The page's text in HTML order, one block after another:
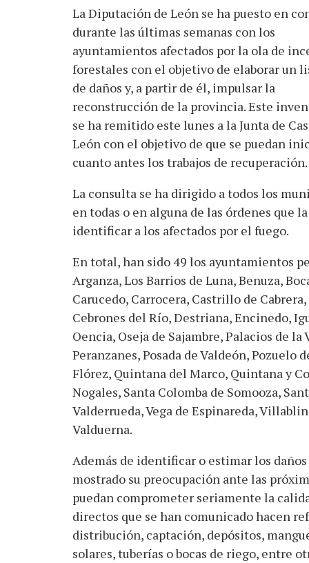
La Diputación de León se ha puesto en
durante las últimas semanas con los
ayuntamientos afectados por la ola de
forestales con el objetivo de elaborar un
de daños y, a partir de él, impulsar la
reconstrucción de la provincia. Este
se ha remitido este lunes a la Junta de
León con el objetivo de que se puedan
cuanto antes los trabajos de recuperación.
La consulta se ha dirigido a todos los
en todas o en alguna de las órdenes que
identificar a los afectados por el fuego.
En total, han sido 49 los ayuntamientos
Arganza, Los Barrios de Luna, Benuza,
Carucedo, Carrocera, Castrillo de
Cebrones del Río, Destriana, Encinedo,
Oencia, Oseja de Sajambre, Palacios de
Peranzanes, Posada de Valdeón,
Flórez, Quintana del Marco, Quintana y
Nogales, Santa Colomba de Somooza,
Valderrueda, Vega de Espinareda,
Valduerna.
Además de identificar o estimar los
mostrado su preocupación ante las
puedan comprometer seriamente la
directos que se han comunicado hacen
distribución, captación, depósitos,
solares, tuberías o bocas de riego, entre